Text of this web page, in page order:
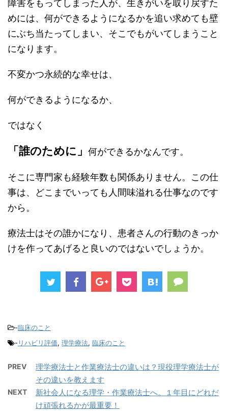
障害をもってしまった人が、生きがいを取り戻すた
めには、何ができるようになるかを追い求めても壁
にぶち当たってしまい、そこでもがいてしまうこと
になります。
不変かつ永続的な幸せは、
何ができるようになるか、
ではなく
「誰のために」 何ができるかなんです。
そこに専門家も経験年数も関係ありません。この仕
事は、どこまでいっても人間味溢れる仕事なのです
から。
療法士はその誰かになり、患者さんの行動のきっか
けを作ってあげると良いのではないでしょうか。
-臨床のこと
- リハビリ評価, 理学療法, 臨床のこと
PREV
理学療法士と作業療法士の違いは？現役理学療法士が
その違いを教えます
NEXT
新社会人になる理学・作業療法士へ。１年目にどれだ
け頑張れるかが最重要！